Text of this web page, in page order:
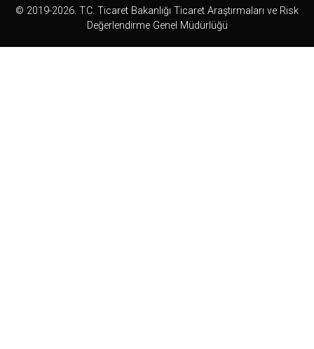
© 2019-2026. T.C. Ticaret Bakanlığı Ticaret Araştırmaları ve Risk
Değerlendirme Genel Müdürlüğü